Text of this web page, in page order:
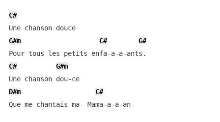
C#
Une chanson douce
G#m
C#
G#
C#
G#m
Une chanson dou-ce
D#m
C#
Que me chantais ma- Mama-a-a-an